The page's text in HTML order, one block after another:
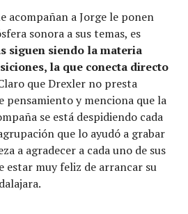
acompañan a Jorge le ponen
sonora a sus temas, es
siguen siendo la materia
la que conecta directo
que Drexler no presta
pensamiento y menciona que la
se está despidiendo cada
que lo ayudó a grabar
a agradecer a cada uno de sus
estar muy feliz de arrancar su